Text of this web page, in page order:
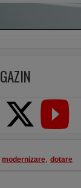
modernizare, dotare